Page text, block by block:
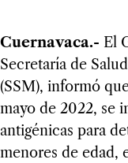
Cuernavaca.- El
Secretaría de
(SSM), informó
mayo de 2022, se
antigénicas para
menores de edad,